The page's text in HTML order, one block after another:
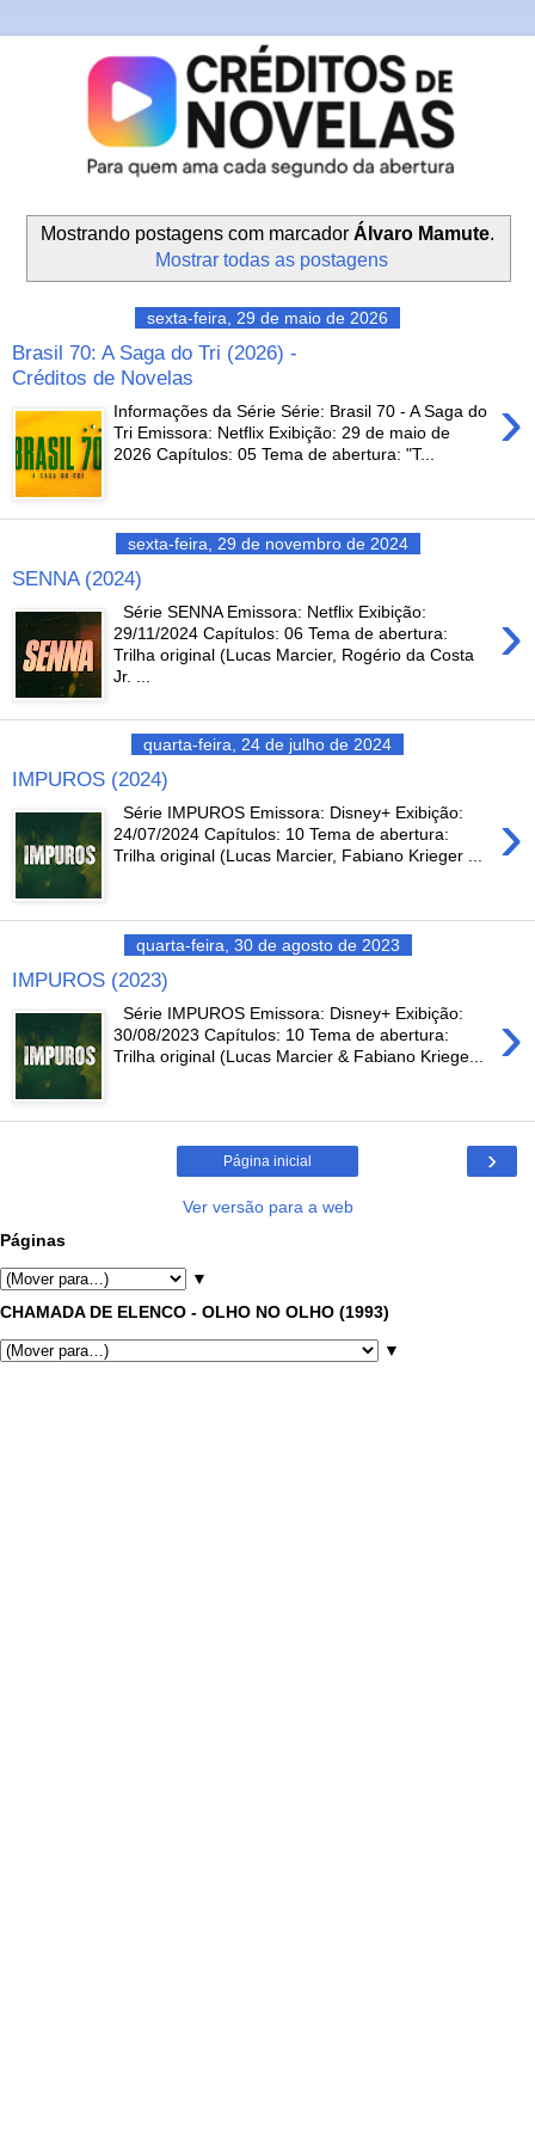
Mostrando postagens com marcador Álvaro Mamute.
Mostrar todas as postagens
sexta-feira, 29 de maio de 2026
Brasil 70: A Saga do Tri (2026) -
Créditos de Novelas
›
Informações da Série Série: Brasil 70 - A Saga do
Tri Emissora: Netflix Exibição: 29 de maio de
2026 Capítulos: 05 Tema de abertura: "T...
sexta-feira, 29 de novembro de 2024
SENNA (2024)
›
Série SENNA Emissora: Netflix Exibição:
29/11/2024 Capítulos: 06 Tema de abertura:
Trilha original (Lucas Marcier, Rogério da Costa
Jr. ...
quarta-feira, 24 de julho de 2024
IMPUROS (2024)
›
Série IMPUROS Emissora: Disney+ Exibição:
24/07/2024 Capítulos: 10 Tema de abertura:
Trilha original (Lucas Marcier, Fabiano Krieger ...
quarta-feira, 30 de agosto de 2023
IMPUROS (2023)
›
Série IMPUROS Emissora: Disney+ Exibição:
30/08/2023 Capítulos: 10 Tema de abertura:
Trilha original (Lucas Marcier & Fabiano Kriege...
›
Página inicial
Ver versão para a web
Páginas
▼
CHAMADA DE ELENCO - OLHO NO OLHO (1993)
▼